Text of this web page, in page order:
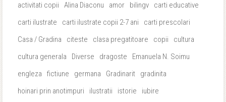
activitati copii Alina Diaconu amor bilingv
carti educative
carti ilustrate
carti ilustrate copii 2-7 ani
carti prescolari
Casa / Gradina
citeste clasa pregatitoare copii
cultura
cultura generala
Diverse dragoste
Emanuela N. Soimu
engleza
fictiune germana Gradinarit
gradinita
hoinari prin anotimpuri
ilustratii istorie
iubire